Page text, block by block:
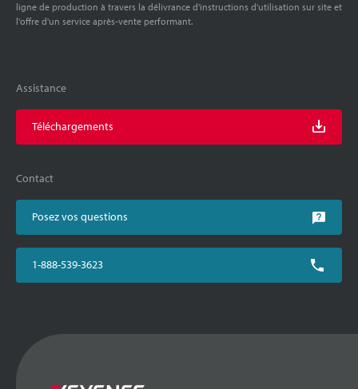
ligne de production à travers la délivrance d'instructions d'utilisation sur site et
l'offre d'un service après-vente performant.
Assistance
Téléchargements
Contact
Posez vos questions
1-888-539-3623